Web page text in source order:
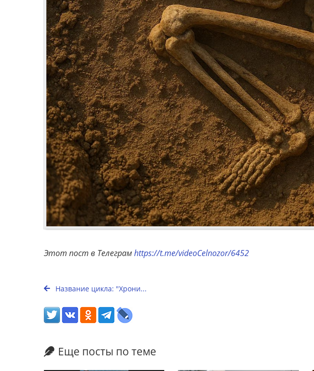
Этот пост в Телеграмhttps://t.me/videoCelnozor/6452
Название цикла: "Хрони...
Еще посты по теме